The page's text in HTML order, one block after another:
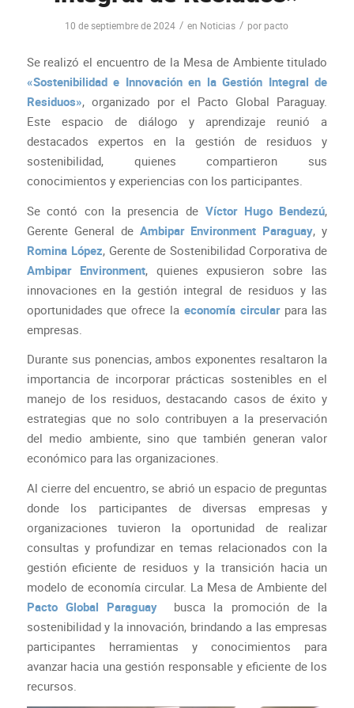
10 de septiembre de 2024 / en Noticias / por pacto
Se realizó el encuentro de la Mesa de Ambiente titulado
«Sostenibilidad e Innovación en la Gestión Integral de
Residuos», organizado por el Pacto Global Paraguay.
Este espacio de diálogo y aprendizaje reunió a
destacados expertos en la gestión de residuos y
sostenibilidad, quienes compartieron sus
conocimientos y experiencias con los participantes.
Se contó con la presencia de Víctor Hugo Bendezú,
Gerente General de Ambipar Environment Paraguay, y
Romina López, Gerente de Sostenibilidad Corporativa de
Ambipar Environment, quienes expusieron sobre las
innovaciones en la gestión integral de residuos y las
oportunidades que ofrece la economía circularpara las
empresas.
Durante sus ponencias, ambos exponentes resaltaron la
importancia de incorporar prácticas sostenibles en el
manejo de los residuos, destacando casos de éxito y
estrategias que no solo contribuyen a la preservación
del medio ambiente, sino que también generan valor
económico para las organizaciones.
Al cierre del encuentro, se abrió un espacio de preguntas
donde los participantes de diversas empresas y
organizaciones tuvieron la oportunidad de realizar
consultas y profundizar en temas relacionados con la
gestión eficiente de residuos y la transición hacia un
modelo de economía circular. La Mesa de Ambiente del
Pacto Global Paraguay busca la promoción de la
sostenibilidad y la innovación, brindando a las empresas
participantes herramientas y conocimientos para
avanzar hacia una gestión responsable y eficiente de los
recursos.